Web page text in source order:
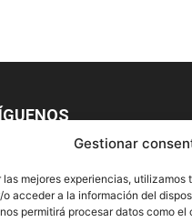
Gestionar
las mejores experiencias,
o acceder a la información del
permitirá procesar datos como